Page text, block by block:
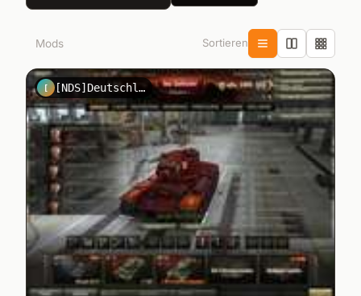
Mods Sortieren
[ [NDS]DeutschlandGmbh